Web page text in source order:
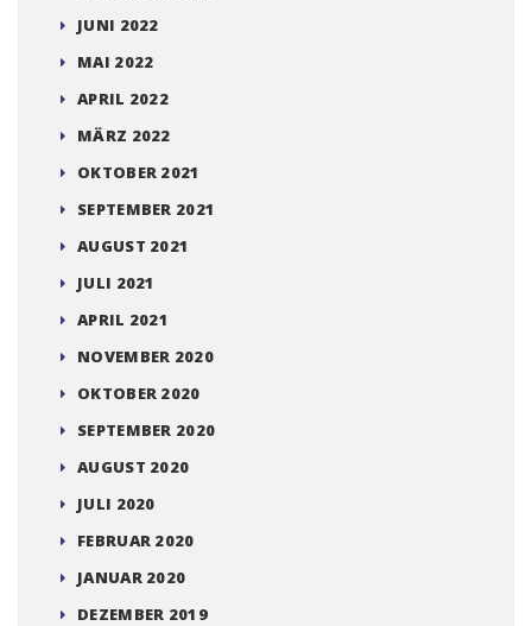
JUNI 2022
MAI 2022
APRIL 2022
MÄRZ 2022
OKTOBER 2021
SEPTEMBER 2021
AUGUST 2021
JULI 2021
APRIL 2021
NOVEMBER 2020
OKTOBER 2020
SEPTEMBER 2020
AUGUST 2020
JULI 2020
FEBRUAR 2020
JANUAR 2020
DEZEMBER 2019